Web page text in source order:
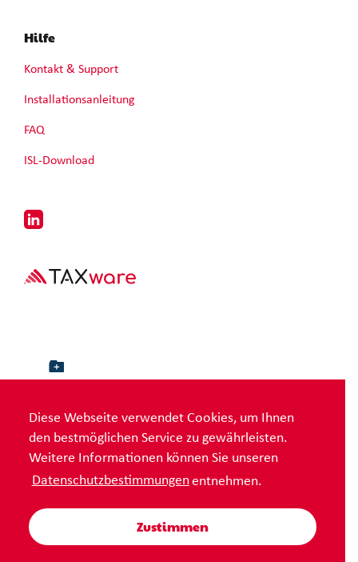
Diese Webseite verwendet Cookies, um Ihnen
den bestmöglichen Service zu gewährleisten.
Weitere Informationen können Sie unseren
Datenschutzbestimmungenentnehmen.
Zustimmen
© TaxWare AG |Impressum|AGB|Datenschutz
Hilfe
Kontakt & Support
Installationsanleitung
FAQ
ISL-Download